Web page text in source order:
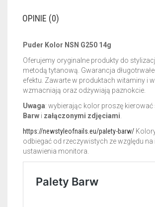
OPINIE (0)
Puder Kolor NSN G250 14g
Oferujemy oryginalne produkty do
metodą tytanową. Gwarancja
efektu. Zawarte w produktach witaminy i
wzmacniają oraz odżywiają paznokcie.
Uwaga: wybierając kolor proszę kierować
Barw i załączonymi zdjęciami
https://newstyleofnails.eu/palety-barw/
odbiegać od rzeczywistych ze względu
ustawienia monitora.